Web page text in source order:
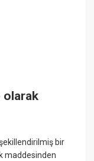
olarak
bir
maddesinden